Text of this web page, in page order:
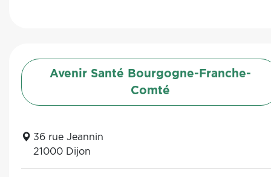
Avenir Santé Bourgogne-Franche-
Comté
36 rue Jeannin
21000 Dijon